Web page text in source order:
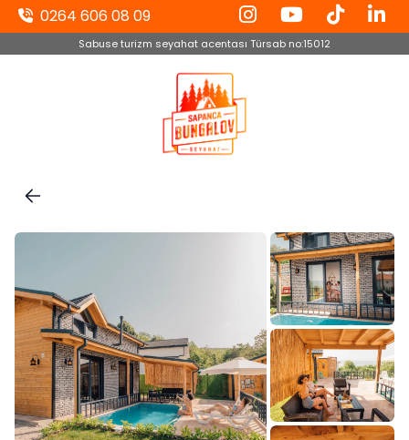
0264 606 08 09
Sabuse turizm seyahat acentası Türsab no:15012